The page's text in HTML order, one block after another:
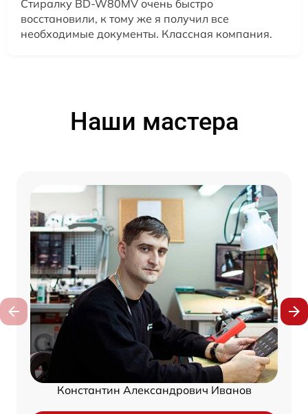
Стиралку BD-W80MV очень быстро
восстановили, к тому же я получил все
необходимые документы. Классная компания.
Наши мастера
Константин Александрович Иванов